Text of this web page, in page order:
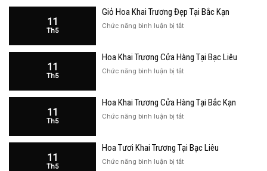
Khai
Đẹp
Liêu
11
Th5
Giỏ Hoa Khai Trương Đẹp Tại Bắc Kạn
Chức năng bình luận bị tắtở
Khai
Đẹp
Kạn
11
Th5
Hoa Khai Trương Cửa Hàng Tại Bạc Liêu
Chức năng bình luận bị tắtở
Trương
Hàng
Liêu
11
Th5
Hoa Khai Trương Cửa Hàng Tại Bắc Kạn
Chức năng bình luận bị tắtở
Trương
Hàng
11
Th5
Hoa Tươi Khai Trương Tại Bạc Liêu
Chức năng bình luận bị tắtở